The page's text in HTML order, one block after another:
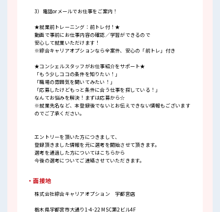
3）電話orメールでお仕事をご案内！
★就業前トレーニング：前トレ付！★
動画で事前にお仕事内容の確認／学習ができるので
安心して就業いただけます！
※綜合キャリアオプションなら全案件、安心の「前トレ」付き
★コンシェルスタッフがお仕事紹介をサポート★
「もう少しココの条件を知りたい！」
「職場の雰囲気を聞いてみたい！」
「応募したけどもっと条件に合う仕事を探している！」
なんてお悩みを解決！まずは応募から☆
※就業先名など、本登録後でないとお伝えできない情報もございます
のでご了承ください。
エントリーを頂いた方につきまして、
登録頂きました情報を元に選考を開始させて頂きます。
選考を通過した方についてはこちらから
今後の選考についてご連絡させていただきます。
・面接地
株式会社綜合キャリアオプション 宇都宮店
栃木県宇都宮市大通り1-4-22 MSC第2ビル4F